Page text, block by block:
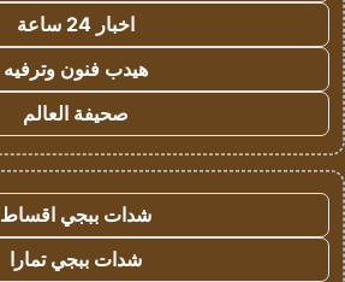
اخبار 24 ساعة
هيدب فنون وترفيه
صحيفة العالم
شدات ببجي اقساط
شدات ببجي تمارا